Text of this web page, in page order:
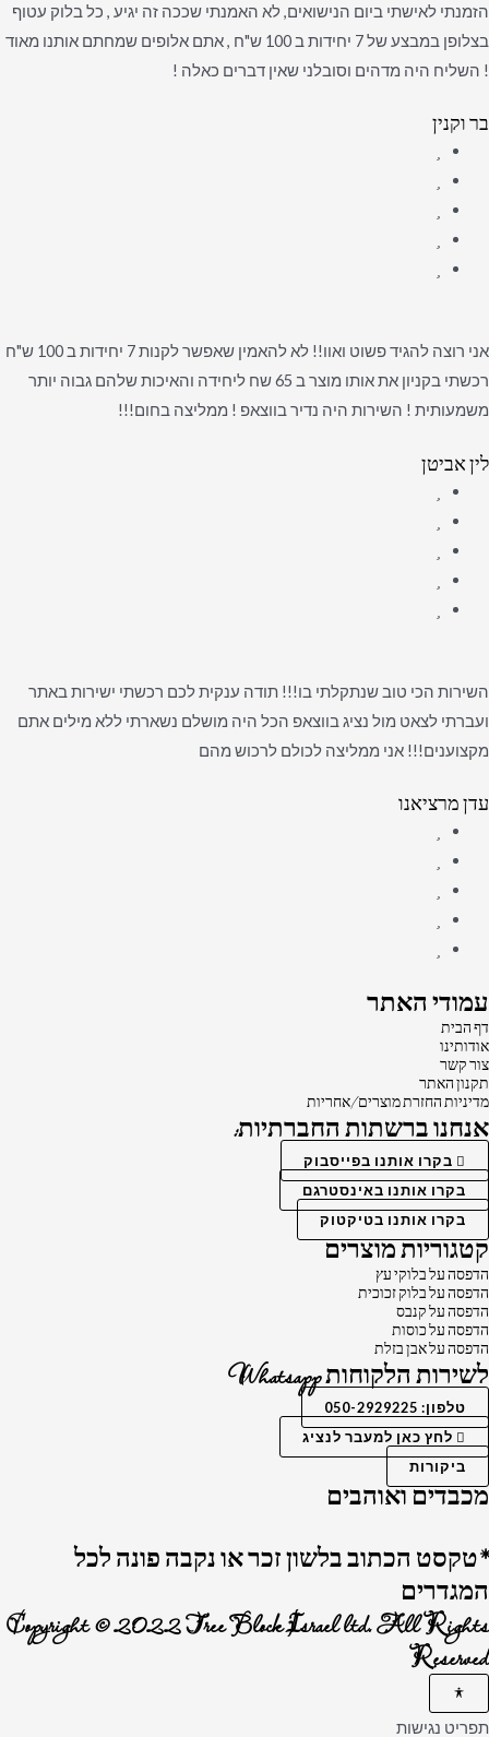
הזמנתי לאישתי ביום הנישואים, לא האמנתי שככה זה יגיע , כל בלוק עטוף
בצלופן במבצע של 7 יחידות ב 100 ש"ח , אתם אלופים שמחתם אותנו מאוד
! השליח היה מדהים וסובלני שאין דברים כאלה !
בר וקנין
אני רוצה להגיד פשוט ואוו!! לא להאמין שאפשר לקנות 7 יחידות ב 100 ש"ח
רכשתי בקניון את אותו מוצר ב 65 שח ליחידה והאיכות שלהם גבוה יותר
משמעותית ! השירות היה נדיר בווצאפ ! ממליצה בחום!!!
לין אביטן
השירות הכי טוב שנתקלתי בו!!! תודה ענקית לכם רכשתי ישירות באתר
ועברתי לצאט מול נציג בווצאפ הכל היה מושלם נשארתי ללא מילים אתם
מקצוענים!!! אני ממליצה לכולם לרכוש מהם
עדן מרציאנו
עמודי האתר
דף הבית
אודותינו
צור קשר
תקנון האתר
מדיניות החזרת מוצרים/אחריות
אנחנו ברשתות החברתיות:
בקרו אותנו בפייסבוק
בקרו אותנו באינסטרגם
בקרו אותנו בטיקטוק
קטגוריות מוצרים
הדפסה על בלוקי עץ
הדפסה על בלוק זכוכית
הדפסה על קנבס
הדפסה על כוסות
הדפסה על אבן בזלת
לשירות הלקוחות Whatsapp
טלפון: 050-2929225
לחץ כאן למעבר לנציג
ביקורות
מכבדים ואוהבים
*טקסט הכתוב בלשון זכר או נקבה פונה לכל
המגדרים
Copyright © 2022 Tree Block Israel ltd. All Rights
Reserved
תפריט נגישות